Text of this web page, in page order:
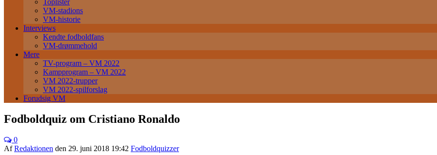
Toplister
VM-stadions
VM-historie
Interviews
Kendte fodboldfans
VM-drømmehold
Mere
TV-program – VM 2022
Kampprogram – VM 2022
VM 2022-trupper
VM 2022-spilforslag
Forudsig VM
Fodboldquiz om Cristiano Ronaldo
0
AfRedaktionen den 29. juni 2018 19:42 Fodboldquizzer